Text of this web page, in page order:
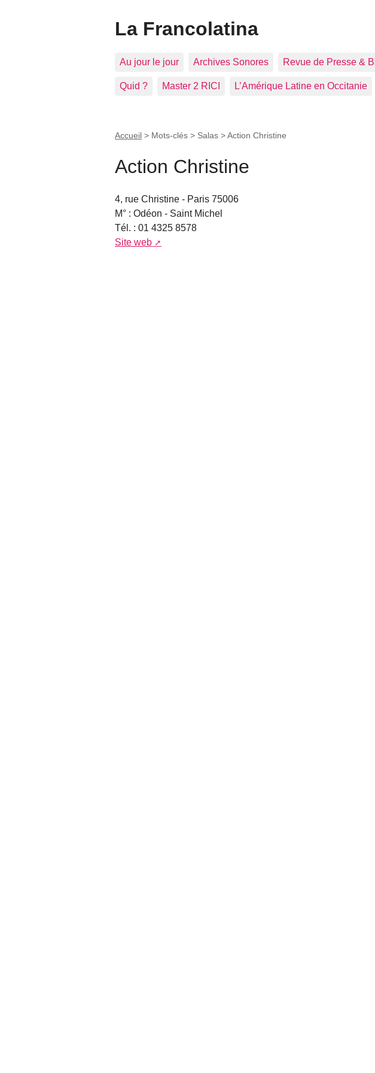
La Francolatina
Au jour le jour Archives Sonores Revue de Presse &
Quid ? Master 2 RICI L’Amérique Latine en Occitanie
Accueil > Mots-clés > Salas >Action Christine
Action Christine
4, rue Christine - Paris 75006
M° : Odéon - Saint Michel
Tél. : 01 4325 8578
Site web